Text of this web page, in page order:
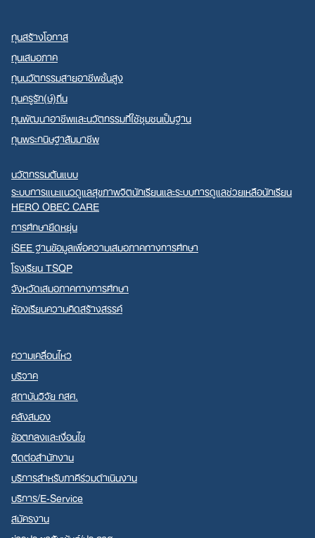
ทุนสร้างโอกาส
ทุนเสมอภาค
ทุนนวัตกรรมสายอาชีพชั้นสูง
ทุนครูรัก(ษ์)ถิ่น
ทุนพัฒนาอาชีพและนวัตกรรมที่ใช้ชุมชนเป็นฐาน
ทุนพระกนิษฐาสัมมาชีพ
นวัตกรรมต้นแบบ
ระบบการแนะแนวดูแลสุขภาพจิตนักเรียนและระบบการดูแลช่วยเหลือนักเรียน
HERO OBEC CARE
การศึกษายืดหยุ่น
iSEE ฐานข้อมูลเพื่อความเสมอภาคทางการศึกษา
โรงเรียน TSQP
จังหวัดเสมอภาคทางการศึกษา
ห้องเรียนความคิดสร้างสรรค์
ความเคลื่อนไหว
บริจาค
สถาบันวิจัย กสศ.
คลังสมอง
ข้อตกลงและเงื่อนไข
ติดต่อสำนักงาน
บริการสำหรับภาคีร่วมดำเนินงาน
บริการ/E-Service
สมัครงาน